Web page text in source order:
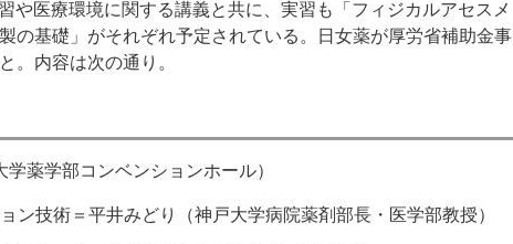
や医療環境に関する講義と共に、実習も「フィジカルアセスメ
の基礎」がそれぞれ予定されている。日女薬が厚労省補助金事
。内容は次の通り。
薬学部コンベンションホール）
ン技術＝平井みどり（神戸大学病院薬剤部長・医学部教授）